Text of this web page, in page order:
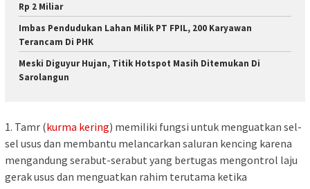
Rp 2 Miliar
Imbas Pendudukan Lahan Milik PT FPIL, 200 Karyawan
Terancam Di PHK
Meski Diguyur Hujan, Titik Hotspot Masih Ditemukan Di
Sarolangun
1. Tamr (kurma kering) memiliki fungsi untuk menguatkan sel-
sel usus dan membantu melancarkan saluran kencing karena
mengandung serabut-serabut yang bertugas mengontrol laju
gerak usus dan menguatkan rahim terutama ketika